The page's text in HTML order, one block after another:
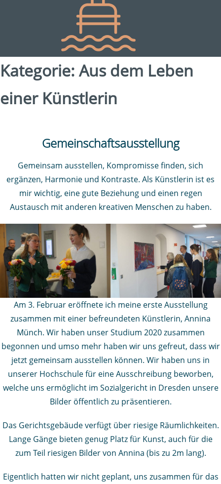
Kategorie: Aus dem Leben
einer Künstlerin
Gemeinschaftsausstellung
Gemeinsam ausstellen, Kompromisse finden, sich
ergänzen, Harmonie und Kontraste. Als Künstlerin ist es
mir wichtig, eine gute Beziehung und einen regen
Austausch mit anderen kreativen Menschen zu haben.
Am 3. Februar eröffnete ich meine erste Ausstellung
zusammen mit einer befreundeten Künstlerin, Annina
Münch. Wir haben unser Studium 2020 zusammen
begonnen und umso mehr haben wir uns gefreut, dass wir
jetzt gemeinsam ausstellen können. Wir haben uns in
unserer Hochschule für eine Ausschreibung beworben,
welche uns ermöglicht im Sozialgericht in Dresden unsere
Bilder öffentlich zu präsentieren.
Das Gerichtsgebäude verfügt über riesige Räumlichkeiten.
Lange Gänge bieten genug Platz für Kunst, auch für die
zum Teil riesigen Bilder von Annina (bis zu 2m lang).
Eigentlich hatten wir nicht geplant, uns zusammen für das